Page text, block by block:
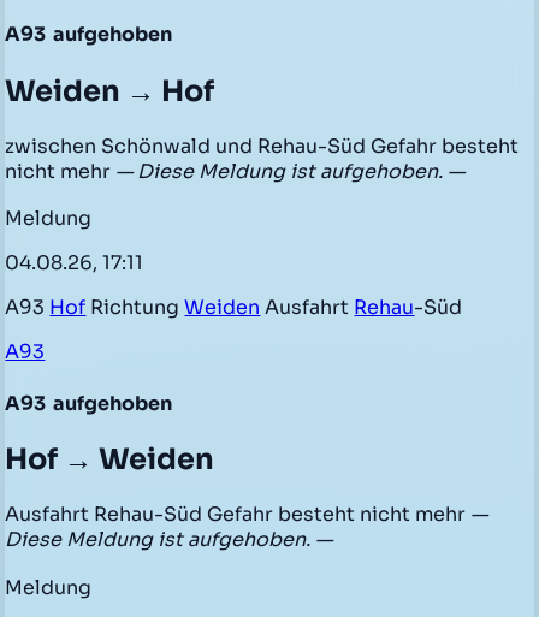
A93 aufgehoben
Weiden → Hof
zwischen Schönwald und Rehau-Süd Gefahr besteht
nicht mehr — Diese Meldung ist aufgehoben. —
Meldung
04.08.26, 17:11
A93 Hof RichtungWeiden Ausfahrt Rehau-Süd
A93
A93 aufgehoben
Hof → Weiden
Ausfahrt Rehau-Süd Gefahr besteht nicht mehr —
Diese Meldung ist aufgehoben. —
Meldung